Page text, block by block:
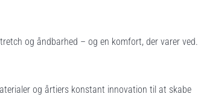
og åndbarhed – og en komfort, der varer ved.
og årtiers konstant innovation til at skabe